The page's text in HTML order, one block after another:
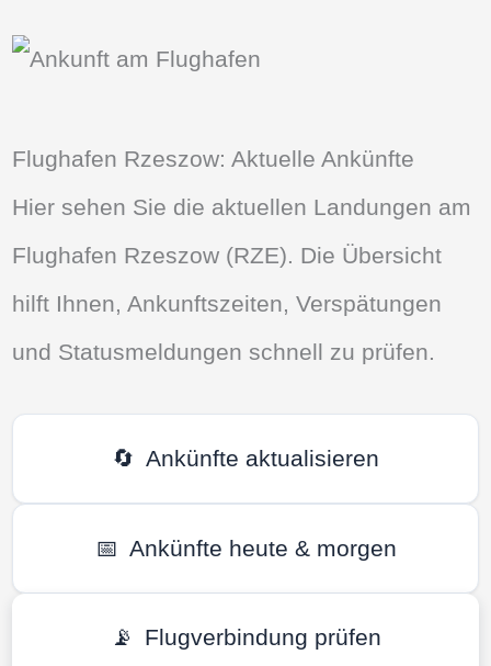
Flughafen Rzeszow: Aktuelle Ankünfte
Hier sehen Sie die aktuellen Landungen am
Flughafen Rzeszow (RZE). Die Übersicht
hilft Ihnen, Ankunftszeiten, Verspätungen
und Statusmeldungen schnell zu prüfen.
🔄 Ankünfte aktualisieren
📅 Ankünfte heute & morgen
📡 Flugverbindung prüfen